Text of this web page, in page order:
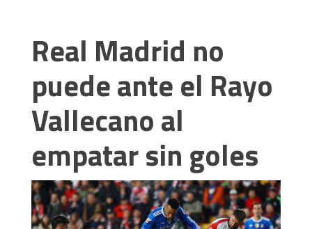
Real Madrid no
puede ante el Rayo
Vallecano al
empatar sin goles